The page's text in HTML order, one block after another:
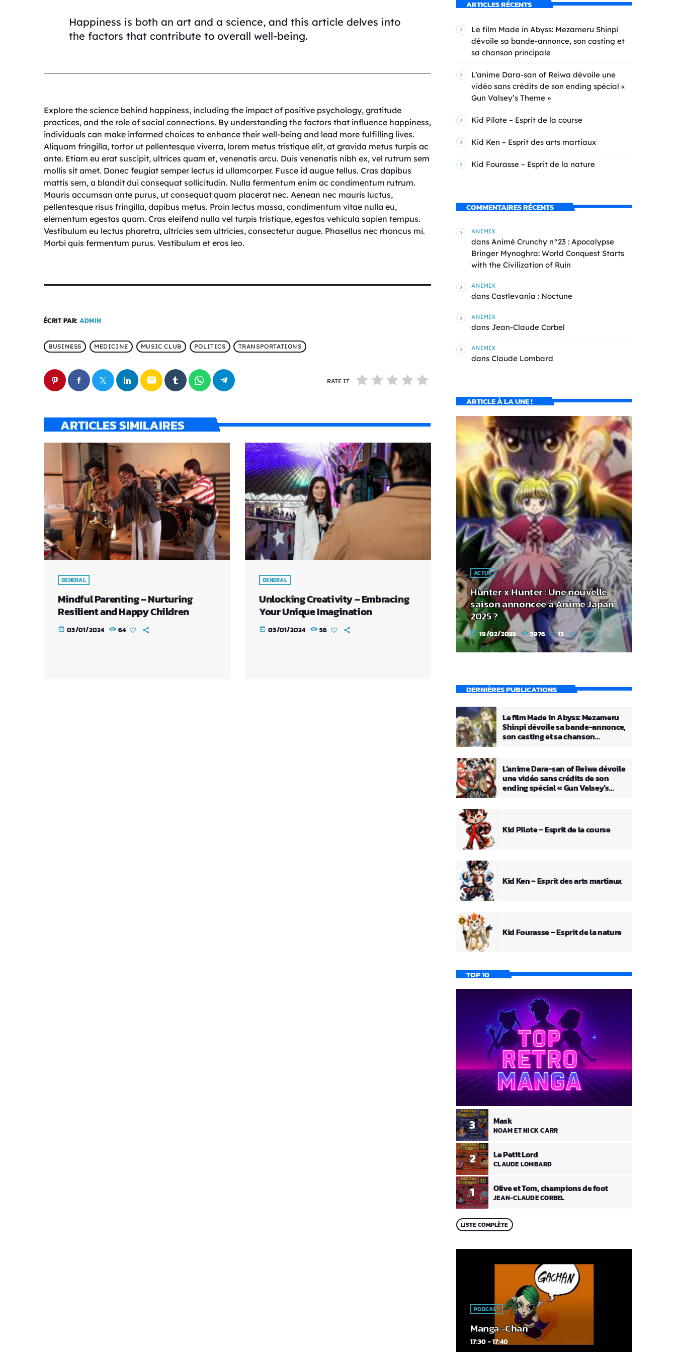
Happiness is both an art and a science, and this article delves into
the factors that contribute to overall well-being.
Explore the science behind happiness, including the impact of positive psychology, gratitude
practices, and the role of social connections. By understanding the factors that influence happiness,
individuals can make informed choices to enhance their well-being and lead more fulfilling lives.
Aliquam fringilla, tortor ut pellentesque viverra, lorem metus tristique elit, at gravida metus turpis ac
ante. Etiam eu erat suscipit, ultrices quam et, venenatis arcu. Duis venenatis nibh ex, vel rutrum sem
mollis sit amet. Donec feugiat semper lectus id ullamcorper. Fusce id augue tellus. Cras dapibus
mattis sem, a blandit dui consequat sollicitudin. Nulla fermentum enim ac condimentum rutrum.
Mauris accumsan ante purus, ut consequat quam placerat nec. Aenean nec mauris luctus,
pellentesque risus fringilla, dapibus metus. Proin lectus massa, condimentum vitae nulla eu,
elementum egestas quam. Cras eleifend nulla vel turpis tristique, egestas vehicula sapien tempus.
Vestibulum eu lectus pharetra, ultricies sem ultricies, consectetur augue. Phasellus nec rhoncus mi.
Morbi quis fermentum purus. Vestibulum et eros leo.
ÉCRIT PAR: ADMIN
BUSINESS MEDICINE MUSIC CLUB POLITICS TRANSPORTATIONS
email RATE IT
ARTICLES SIMILAIRES
GENERAL
Mindful Parenting – Nurturing
Resilient and Happy Children
today 03/01/2024 64
GENERAL
Unlocking Creativity – Embracing
Your Unique Imagination
today 03/01/2024 56
ARTICLES RÉCENTS
Le film Made in Abyss: Mezameru Shinpi
dévoile sa bande-annonce, son casting et
sa chanson principale
L’anime Dara-san of Reiwa dévoile une
vidéo sans crédits de son ending spécial «
Gun Valsey’s Theme »
Kid Pilote – Esprit de la course
Kid Ken – Esprit des arts martiaux
Kid Fourasse – Esprit de la nature
COMMENTAIRES RÉCENTS
ANIMIX
dans Animé Crunchy n°23 : Apocalypse
Bringer Mynoghra: World Conquest Starts
with the Civilization of Ruin
ANIMIX
dans Castlevania : Noctune
ANIMIX
dans Jean-Claude Corbel
ANIMIX
dans Claude Lombard
ARTICLE À LA UNE !
ACTUS
Hunter x Hunter : Une nouvelle
saison annoncée à Anime Japan
2025 ?
today 19/02/2025 5976 13
DERNIÈRES PUBLICATIONS
Le film Made in Abyss: Mezameru
Shinpi dévoile sa bande-annonce,
son casting et sa chanson
L’anime Dara-san of Reiwa dévoile
une vidéo sans crédits de son
ending spécial « Gun Valsey’s
Kid Pilote – Esprit de la course
Kid Ken – Esprit des arts martiaux
Kid Fourasse – Esprit de la nature
TOP 10
1 Olive et Tom, champions de foot
JEAN-CLAUDE CORBEL
2 Le Petit Lord
CLAUDE LOMBARD
3 Mask
NOAM ET NICK CARR
LISTE COMPLÈTE
PODCAST
Manga -Chan
17:30 - 17:40